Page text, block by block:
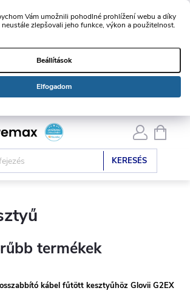
Vám umožnili pohodlné prohlížení webu a díky
zlepšovali jeho funkce, výkon a použitelnost.
Beállítások
Elfogadom
KERESÉS
termékek
kábel fűtött kesztyűhöz Glovii G2EX